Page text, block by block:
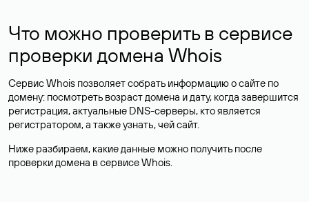
Что можно проверить в сервисе
проверки домена Whois
Сервис Whois позволяет собрать информацию о сайте по
домену: посмотреть возраст домена и дату, когда завершится
регистрация, актуальные DNS-серверы, кто является
регистратором, а также узнать, чей сайт.
Ниже разбираем, какие данные можно получить после
проверки домена в сервисе Whois.